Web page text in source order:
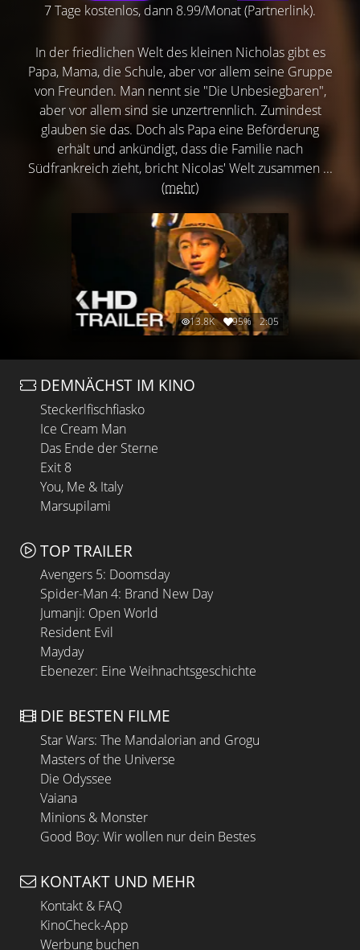
7 Tage kostenlos, dann 8.99/Monat (Partnerlink).
In der friedlichen Welt des kleinen Nicholas gibt es
Papa, Mama, die Schule, aber vor allem seine Gruppe
von Freunden. Man nennt sie "Die Unbesiegbaren",
aber vor allem sind sie unzertrennlich. Zumindest
glauben sie das. Doch als Papa eine Beförderung
erhält und ankündigt, dass die Familie nach
Südfrankreich zieht, bricht Nicolas' Welt zusammen ...
(mehr)
13.8K 95% 2:05
DEMNÄCHST IM KINO
Steckerlfischfiasko
Ice Cream Man
Das Ende der Sterne
Exit 8
You, Me & Italy
Marsupilami
TOP TRAILER
Avengers 5: Doomsday
Spider-Man 4: Brand New Day
Jumanji: Open World
Resident Evil
Mayday
Ebenezer: Eine Weihnachtsgeschichte
DIE BESTEN FILME
Star Wars: The Mandalorian and Grogu
Masters of the Universe
Die Odyssee
Vaiana
Minions & Monster
Good Boy: Wir wollen nur dein Bestes
KONTAKT UND MEHR
Kontakt & FAQ
KinoCheck-App
Werbung buchen